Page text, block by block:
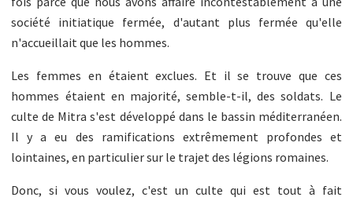
société initiatique fermée, d'autant plus fermée qu'elle
n'accueillait que les hommes.
Les femmes en étaient exclues. Et il se trouve que ces
hommes étaient en majorité, semble-t-il, des soldats. Le
culte de Mitra s'est développé dans le bassin méditerranéen.
Il y a eu des ramifications extrêmement profondes et
lointaines, en particulier sur le trajet des légions romaines.
Donc, si vous voulez, c'est un culte qui est tout à fait